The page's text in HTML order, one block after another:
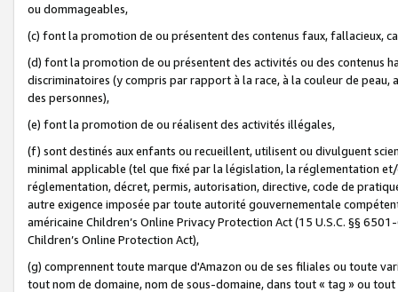
ou dommageables,
(c) font la promotion de ou présentent des contenus faux, fallacieux,
(d) font la promotion de ou présentent des activités ou des contenus
discriminatoires (y compris par rapport à la race, à la couleur de
des personnes),
(e) font la promotion de ou réalisent des activités illégales,
(f) sont destinés aux enfants ou recueillent, utilisent ou divulguent
minimal applicable (tel que fixé par la législation, la réglementation
réglementation, décret, permis, autorisation, directive, code de
autre exigence imposée par toute autorité gouvernementale
américaine Children’s Online Privacy Protection Act (15 U.S.C. §§
Children’s Online Protection Act),
(g) comprennent toute marque d'Amazon ou de ses filiales ou toute
tout nom de domaine, nom de sous-domaine, dans tout « tag » ou